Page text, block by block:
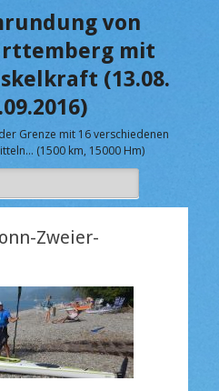
von
mit
(13.08.
Grenze mit 16 verschiedenen
(1500 km, 15000 Hm)
Zweier-